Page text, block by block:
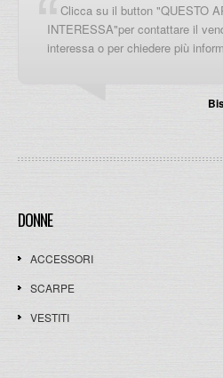
Clicca su il button "QUESTO
INTERESSA"per contattare il
interessa o per chiedere più
DONNE
ACCESSORI
SCARPE
VESTITI